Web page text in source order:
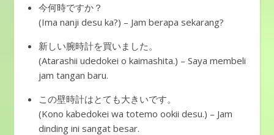
今何時ですか？
(Ima nanji desu ka?) – Jam berapa sekarang?
新しい腕時計を買いました。
(Atarashii udedokei o kaimashita.) – Saya membeli
jam tangan baru.
この壁時計はとても大きいです。
(Kono kabedokei wa totemo ookii desu.) – Jam
dinding ini sangat besar.